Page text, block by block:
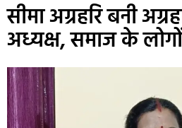
सीमा अग्रहरि बनी
अध्यक्ष, समाज के